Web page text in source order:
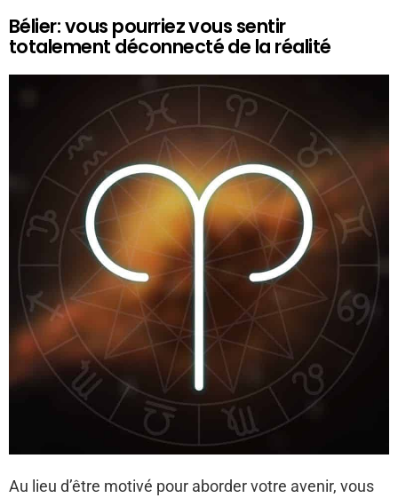
Bélier: vous pourriez vous sentir
totalement déconnecté de la réalité
Au lieu d’être motivé pour aborder votre avenir, vous